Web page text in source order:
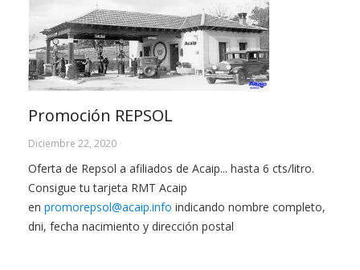
Promoción REPSOL
Diciembre 22, 2020
Oferta de Repsol a afiliados de Acaip... hasta 6 cts/litro.
Consigue tu tarjeta RMT Acaip
en promorepsol@acaip.info indicando nombre completo,
dni, fecha nacimiento y dirección postal